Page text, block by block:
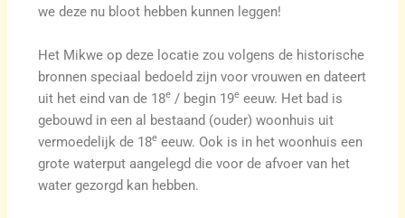
we deze nu bloot hebben kunnen leggen!
Het Mikwe op deze locatie zou volgens de historische
bronnen speciaal bedoeld zijn voor vrouwen en dateert
uit het eind van de 18e / begin 19e eeuw. Het bad is
gebouwd in een al bestaand (ouder) woonhuis uit
vermoedelijk de 18e eeuw. Ook is in het woonhuis een
grote waterput aangelegd die voor de afvoer van het
water gezorgd kan hebben.